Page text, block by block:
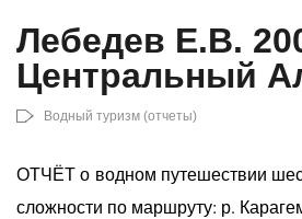
Лебедев Е.В.
Центральный
Водный туризм (отчеты)
ОТЧЁТ о водном путешествии
сложности по маршруту: р.